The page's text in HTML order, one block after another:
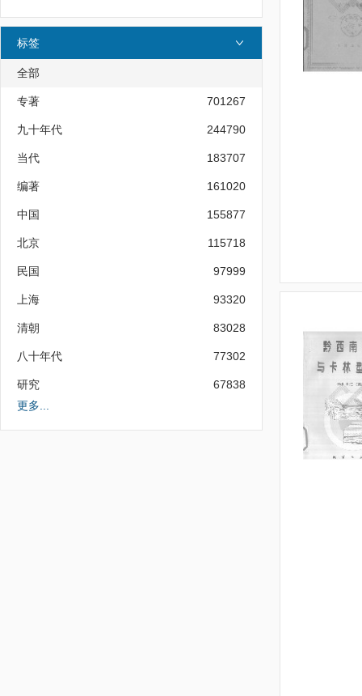
标签
全部
专著 701267
九十年代 244790
当代 183707
编著 161020
中国 155877
北京 115718
民国 97999
上海 93320
清朝 83028
八十年代 77302
研究
67838
更多...